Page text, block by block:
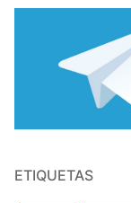
ETIQUETAS